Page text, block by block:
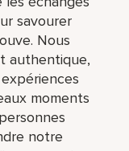
savourer
Nous
authentique,
moments
notre